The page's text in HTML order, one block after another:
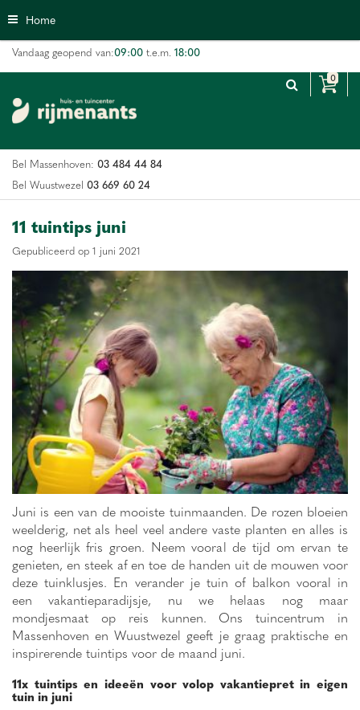
n
n
n
Home
Vandaag geopend van:09:00 t.e.m. 18:00
Bel Massenhoven: 03 484 44 84
Bel Wuustwezel 03 669 60 24
11 tuintips juni
Gepubliceerd op 1 juni 2021
Juni is een van de mooiste tuinmaanden. De rozen bloeien
weelderig, net als heel veel andere vaste planten en alles is
nog heerlijk fris groen. Neem vooral de tijd om ervan te
genieten, en steek af en toe de handen uit de mouwen voor
deze tuinklusjes. En verander je tuin of balkon vooral in
een vakantieparadijsje, nu we helaas nog maar
mondjesmaat op reis kunnen. Ons tuincentrum in
Massenhoven en Wuustwezel geeft je graag praktische en
inspirerende tuintips voor de maand juni.
11x tuintips en ideeën voor volop vakantiepret in eigen
tuin in juni